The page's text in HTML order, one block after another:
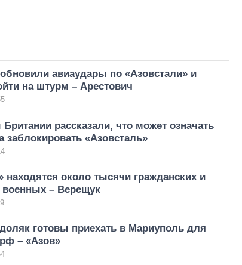
авиаудары по «Азовстали» и
на штурм – Арестович
рассказали, что может означать
заблокировать «Азовсталь»
находятся около тысячи гражданских и
военных – Верещук
готовы приехать в Мариуполь для
– «Азов»